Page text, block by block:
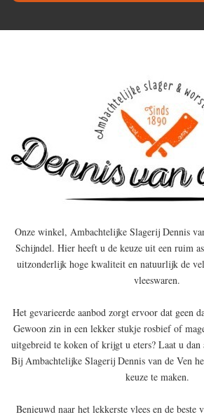
Onze winkel, Ambachtelijke Slagerij Dennis
Schijndel. Hier heeft u de keuze uit een ruim
uitzonderlijk hoge kwaliteit en natuurlijk de
vleeswaren.
Het gevarieerde aanbod zorgt ervoor dat geen
Gewoon zin in een lekker stukje rosbief of
uitgebreid te koken of krijgt u eters? Laat u dan
Bij Ambachtelijke Slagerij Dennis van de Ven
keuze te maken.
Benieuwd naar het lekkerste vlees en de beste